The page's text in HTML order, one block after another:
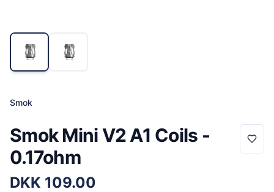
Smok
Smok Mini V2 A1 Coils -
0.17ohm
DKK 109.00